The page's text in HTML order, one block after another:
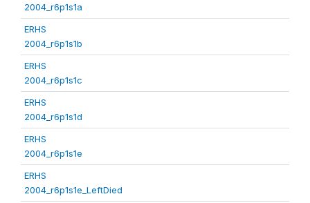
2004_r6p1s1a
ERHS
2004_r6p1s1b
ERHS
2004_r6p1s1c
ERHS
2004_r6p1s1d
ERHS
2004_r6p1s1e
ERHS
2004_r6p1s1e_LeftDied